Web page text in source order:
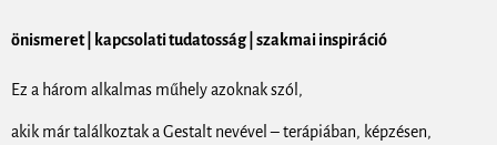
önismeret | kapcsolati tudatosság | szakmai inspiráció
Ez a három alkalmas műhely azoknak szól,
akik már találkoztak a Gestalt nevével – terápiában, képzésen,